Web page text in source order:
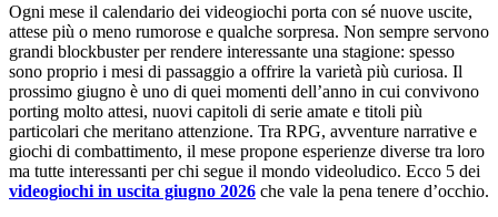
Ogni mese il calendario dei videogiochi porta con sé nuove uscite,
attese più o meno rumorose e qualche sorpresa. Non sempre servono
grandi blockbuster per rendere interessante una stagione: spesso
sono proprio i mesi di passaggio a offrire la varietà più curiosa. Il
prossimo giugno è uno di quei momenti dell’anno in cui convivono
porting molto attesi, nuovi capitoli di serie amate e titoli più
particolari che meritano attenzione. Tra RPG, avventure narrative e
giochi di combattimento, il mese propone esperienze diverse tra loro
ma tutte interessanti per chi segue il mondo videoludico. Ecco 5 dei
videogiochi in uscita giugno 2026 che vale la pena tenere d’occhio.